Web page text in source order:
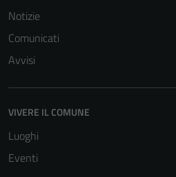
Notizie
Comunicati
Avvisi
VIVERE IL COMUNE
Luoghi
Eventi